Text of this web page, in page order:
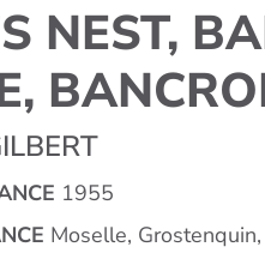
NEST,
1955
Moselle,